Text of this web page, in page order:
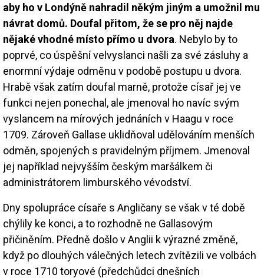
aby ho v Londýně nahradil někým jiným a umožnil mu
návrat domů. Doufal přitom, že se pro něj najde
nějaké vhodné místo přímo u dvora. Nebylo by to
poprvé, co úspěšní velvyslanci našli za své zásluhy a
enormní výdaje odměnu v podobě postupu u dvora.
Hrabě však zatím doufal marně, protože císař jej ve
funkci nejen ponechal, ale jmenoval ho navíc svým
vyslancem na mírových jednáních v Haagu v roce
1709. Zároveň Gallase uklidňoval udělováním menších
odměn, spojených s pravidelným příjmem. Jmenoval
jej například nejvyšším českým maršálkem či
administrátorem limburského vévodství.
Dny spolupráce císaře s Angličany se však v té době
chýlily ke konci, a to rozhodně ne Gallasovým
přičiněním. Předně došlo v Anglii k výrazné změně,
když po dlouhých válečných letech zvítězili ve volbách
v roce 1710 toryové (předchůdci dnešních